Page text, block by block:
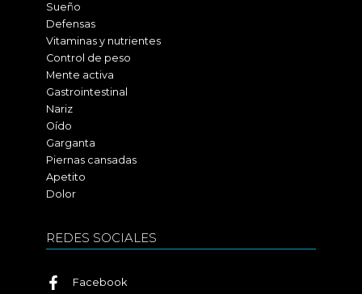
Sueño
Defensas
Vitaminas y nutrientes
Control de peso
Mente activa
Gastrointestinal
Nariz
Oído
Garganta
Piernas cansadas
Apetito
Dolor
REDES SOCIALES
Facebook